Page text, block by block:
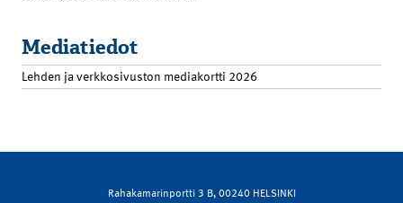
Mediatiedot
Lehden ja verkkosivuston mediakortti 2026
Rahakamarinportti 3 B, 00240 HELSINKI